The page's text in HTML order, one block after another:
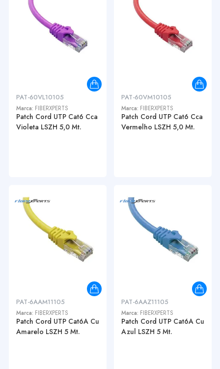
PAT-60VL10105
Marca: FIBERXPERTS
Patch Cord UTP Cat6 Cca
Violeta LSZH 5,0 Mt.
PAT-60VM10105
Marca: FIBERXPERTS
Patch Cord UTP Cat6 Cca
Vermelho LSZH 5,0 Mt.
PAT-6AAM11105
Marca: FIBERXPERTS
Patch Cord UTP Cat6A Cu
Amarelo LSZH 5 Mt.
PAT-6AAZ11105
Marca: FIBERXPERTS
Patch Cord UTP Cat6A Cu
Azul LSZH 5 Mt.